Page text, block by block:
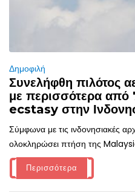
Δημοφιλή
Συνελήφθη πιλότος
με περισσότερα
ecstasy στην
Σύμφωνα με τις ινδονησιακές
ολοκληρώσει πτήση της
Περισσότερα